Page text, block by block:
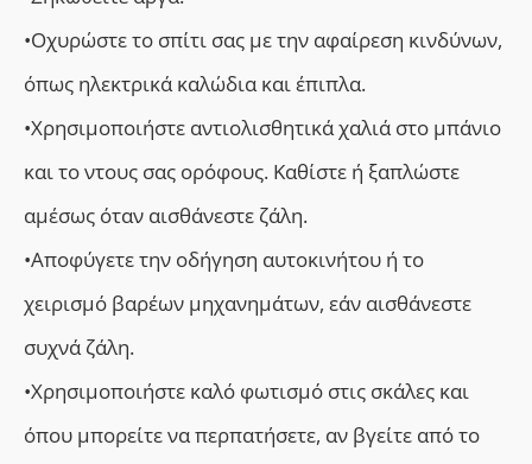
•Οχυρώστε το σπίτι σας με την αφαίρεση κινδύνων,
όπως ηλεκτρικά καλώδια και έπιπλα.
•Χρησιμοποιήστε αντιολισθητικά χαλιά στο μπάνιο
και το ντους σας ορόφους. Καθίστε ή ξαπλώστε
αμέσως όταν αισθάνεστε ζάλη.
•Αποφύγετε την οδήγηση αυτοκινήτου ή το
χειρισμό βαρέων μηχανημάτων, εάν αισθάνεστε
συχνά ζάλη.
•Χρησιμοποιήστε καλό φωτισμό στις σκάλες και
όπου μπορείτε να περπατήσετε, αν βγείτε από το